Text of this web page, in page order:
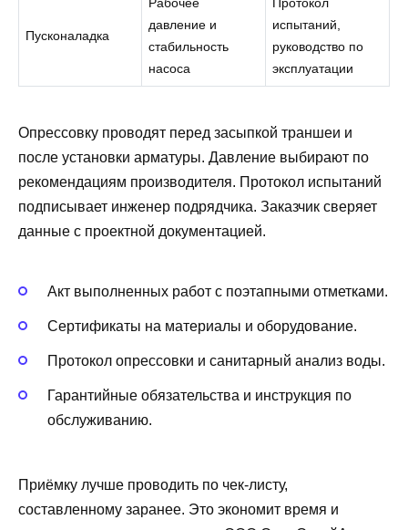
Пусконаладка
давление и
стабильность
насоса
испытаний,
руководство по
эксплуатации
Опрессовку проводят перед засыпкой траншеи и
после установки арматуры. Давление выбирают по
рекомендациям производителя. Протокол испытаний
подписывает инженер подрядчика. Заказчик сверяет
данные с проектной документацией.
Акт выполненных работ с поэтапными отметками.
Сертификаты на материалы и оборудование.
Протокол опрессовки и санитарный анализ воды.
Гарантийные обязательства и инструкция по
обслуживанию.
Приёмку лучше проводить по чек-листу,
составленному заранее. Это экономит время и